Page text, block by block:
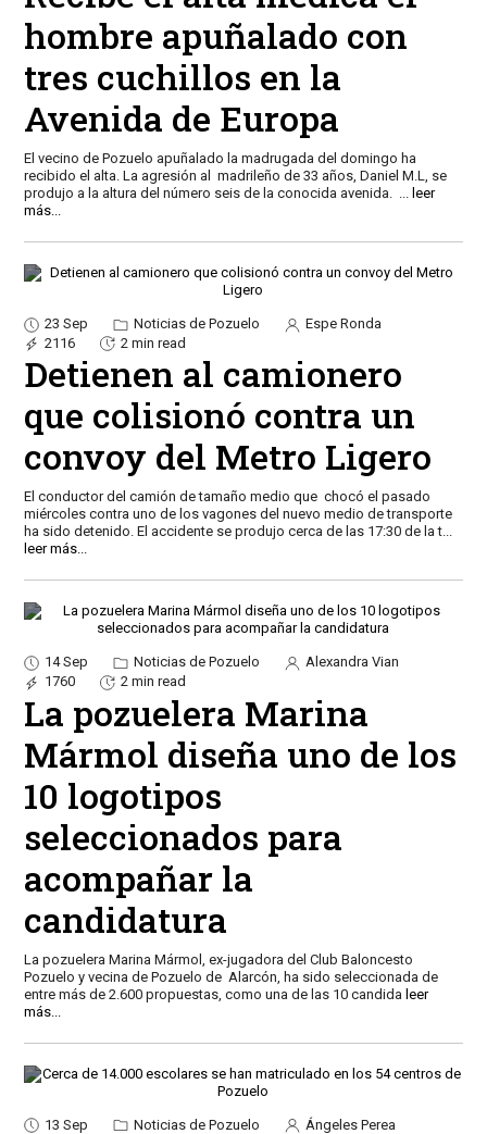
hombre apuñalado con
tres cuchillos en la
Avenida de Europa
El vecino de Pozuelo apuñalado la madrugada del domingo ha
recibido el alta. La agresión al madrileño de 33 años, Daniel M.L, se
produjo a la altura del número seis de la conocida avenida. ... leer
más...
23 Sep Noticias de Pozuelo
Espe Ronda
2116
2 min read
Detienen al camionero
que colisionó contra un
convoy del Metro Ligero
El conductor del camión de tamaño medio que chocó el pasado
miércoles contra uno de los vagones del nuevo medio de transporte
ha sido detenido. El accidente se produjo cerca de las 17:30 de la t...
leer más...
14 Sep Noticias de Pozuelo
Alexandra Vian
1760
2 min read
La pozuelera Marina
Mármol diseña uno de los
10 logotipos
seleccionados para
acompañar la
candidatura
La pozuelera Marina Mármol, ex-jugadora del Club Baloncesto
Pozuelo y vecina de Pozuelo de Alarcón, ha sido seleccionada de
entre más de 2.600 propuestas, como una de las 10 candida leer
más...
13 Sep Noticias de Pozuelo
Ángeles Perea